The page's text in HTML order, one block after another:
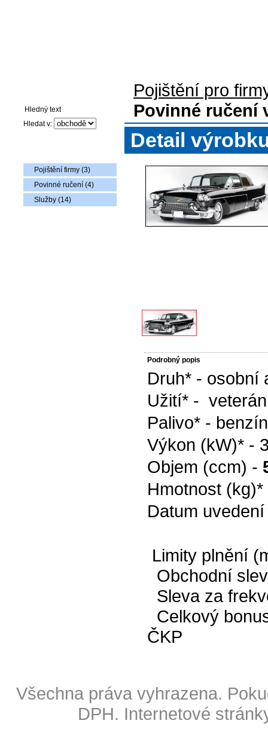
Hledat v:
Pojištění firmy (3)
Povinné ručení (4)
Služby (14)
Pojištění pro
Povinné ručení
Detail
Podrobný popis
Druh* - osobní
Užití* - veterán
Palivo* - benzín
Výkon (kW)* -
Objem (ccm) -
Hmotnost
Datum
Limity plnění
Obchodní
Sleva za
Celkový
ČKP
Všechna práva vyhrazena.
DPH. Internetové